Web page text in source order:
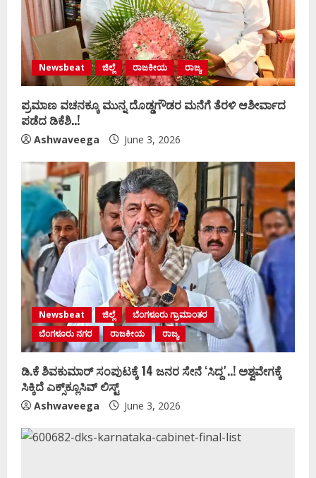
Newsbeat ಜಿಲ್ಲೆ ರಾಜಕೀಯ ರಾಜ್ಯ
ಪ್ರಮಾಣ ವಚನಕ್ಕೂ ಮುನ್ನ ದೊಡ್ಡಗೌಡರ ಮನೆಗೆ ತೆರಳಿ ಆಶೀರ್ವಾದ
ಪಡೆದ ಡಿಕೆಶಿ..!
Ashwaveega June 3, 2026
Newsbeat ಜಿಲ್ಲೆ
ಬೆಂಗಳೂರು ಗ್ರಾಮಾಂತರ
ಬೆಂಗಳೂರು ನಗರ
ರಾಜಕೀಯ ರಾಜ್ಯ
ಡಿ.ಕೆ ಶಿವಕುಮಾರ್‌ ಸಂಪುಟಕ್ಕೆ 14 ಜನರ ಸೇನೆ ʻಸಿದ್ದʼ..! ಅಶ್ವವೇಗಕ್ಕೆ
ಸಿಕ್ಕಿದೆ ಎಕ್ಸ್‌ಕ್ಲೂಸಿವ್‌ ಲಿಸ್ಟ್‌
Ashwaveega June 3, 2026